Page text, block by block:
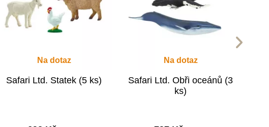
Na dotaz
Safari Ltd. Statek (5 ks)
Na dotaz
Safari Ltd. Obři oceánů (3
ks)